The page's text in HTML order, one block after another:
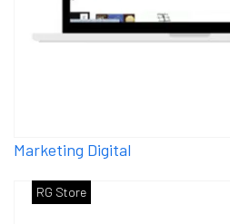
Marketing Digital
RG Store